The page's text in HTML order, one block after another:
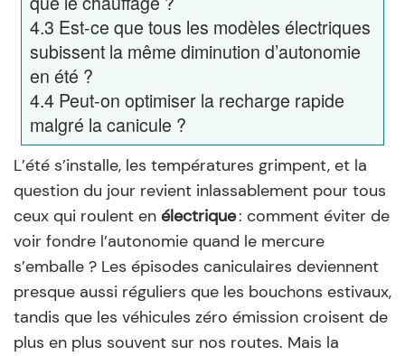
4.3 Est-ce que tous les modèles électriques
subissent la même diminution d’autonomie
en été ?
4.4 Peut-on optimiser la recharge rapide
malgré la canicule ?
L’été s’installe, les températures grimpent, et la
question du jour revient inlassablement pour tous
ceux qui roulent en électrique: comment éviter de
voir fondre l’autonomie quand le mercure
s’emballe ? Les épisodes caniculaires deviennent
presque aussi réguliers que les bouchons estivaux,
tandis que les véhicules zéro émission croisent de
plus en plus souvent sur nos routes. Mais la